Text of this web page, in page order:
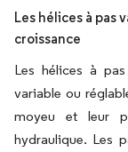
Les hélices à
croissance
Les hélices à
variable ou
moyeu et leur
hydraulique. Les